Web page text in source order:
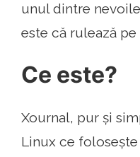
unul dintre
este că rulează pe
Ce este?
Xournal, pur și
Linux ce